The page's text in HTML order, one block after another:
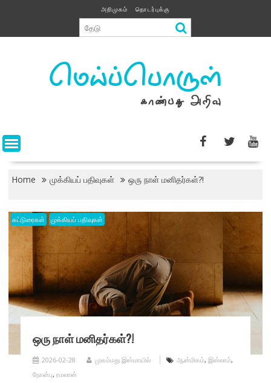
content
அறிமுகம் தொடர்புக்கு
Home முக்கியப் பதிவுகள் ஒரு நாள் மனிதர்கள்?!
கட்டுரைகள் முக்கியப் பதிவுகள்
ஒரு நாள் மனிதர்கள்?!
2026-02-28 முகம்மது இஸ்மாயில் ஆன்மிகம், இஸ்லாம்,
நோன்பு, ரமலான்